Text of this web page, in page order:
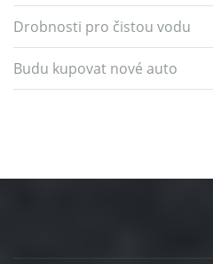
Drobnosti pro čistou vodu
Budu kupovat nové auto